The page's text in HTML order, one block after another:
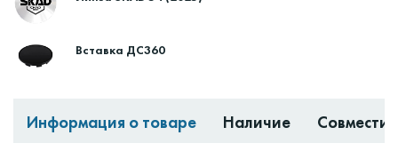
Вставка ДС360
Информация о товаре Наличие